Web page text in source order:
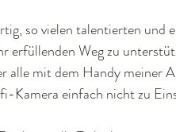
so vielen talentierten und
erfüllenden Weg zu
alle mit dem Handy meiner
Kamera einfach nicht zu